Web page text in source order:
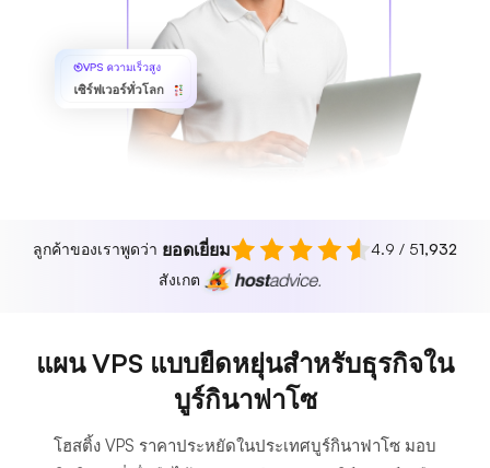
VPS ความเร็วสูง
เซิร์ฟเวอร์ทั่วโลก
ลูกค้าของเราพูดว่า ยอดเยี่ยม 4.9 / 51,932
สังเกต
แผน VPS แบบยืดหยุ่นสำหรับธุรกิจใน
บูร์กินาฟาโซ
โฮสติ้ง VPS ราคาประหยัดในประเทศบูร์กินาฟาโซ มอบ